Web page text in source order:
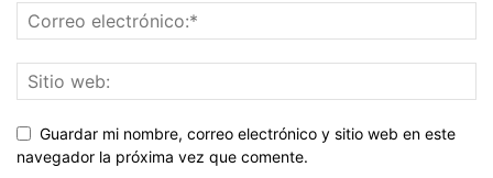
Guardar mi nombre, correo electrónico y sitio web en este
navegador la próxima vez que comente.